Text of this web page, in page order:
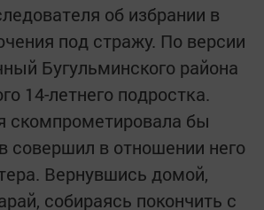
об избрании в
под стражу. По версии
Бугульминского района
14-летнего подростка.
скомпрометировала бы
совершил в отношении него
Вернувшись домой,
собираясь покончить с